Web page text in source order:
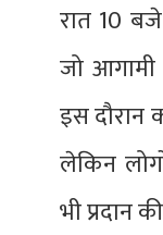
रात 10
जो
इस दौरान
लेकिन
भी प्रदान